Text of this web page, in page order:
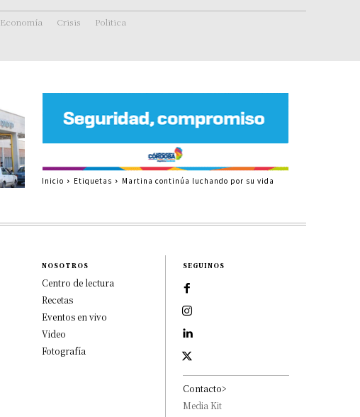
Economía Crisis Politica
Inicio Etiquetas Martina continúa luchando por su vida
NOSOTROS
Centro de lectura
Recetas
Eventos en vivo
Video
Fotografía
SEGUINOS
Contacto>
Media Kit